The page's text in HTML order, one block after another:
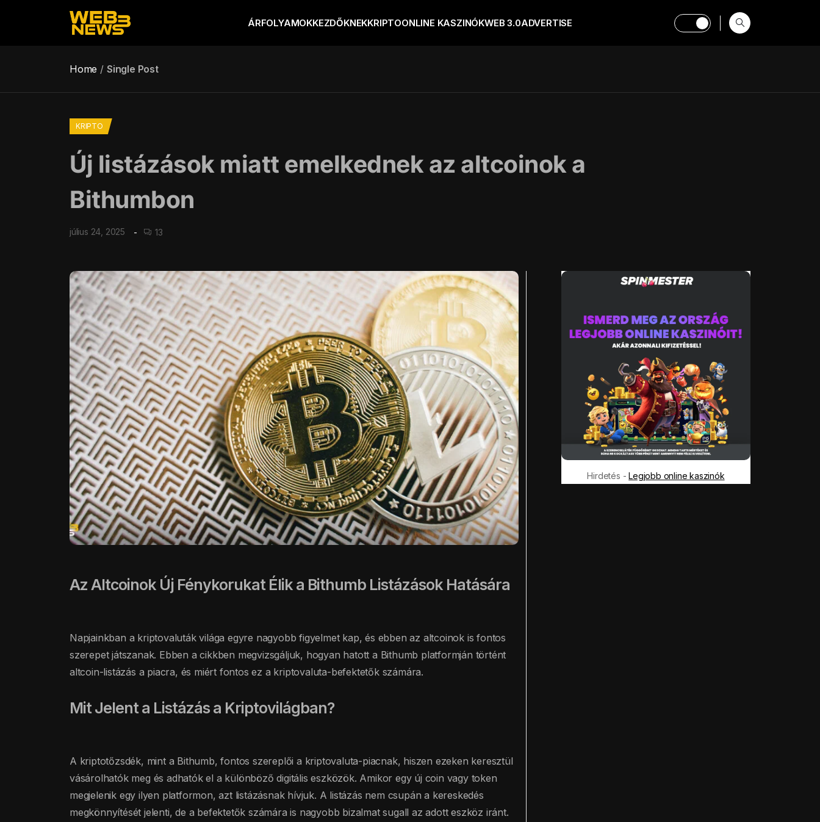
ÁRFOLYAMOKKEZDŐKNEKKRIPTOONLINE KASZINÓKWEB 3.0ADVERTISE
Home Single Post
KRIPTO
Új listázások miatt emelkednek az altcoinok a
Bithumbon
július 24, 2025 13
Az Altcoinok Új Fénykorukat Élik a Bithumb Listázások Hatására
Napjainkban a kriptovaluták világa egyre nagyobb figyelmet kap, és ebben az altcoinok is fontos
szerepet játszanak. Ebben a cikkben megvizsgáljuk, hogyan hatott a Bithumb platformján történt
altcoin-listázás a piacra, és miért fontos ez a kriptovaluta-befektetők számára.
Mit Jelent a Listázás a Kriptovilágban?
A kriptotőzsdék, mint a Bithumb, fontos szereplői a kriptovaluta-piacnak, hiszen ezeken keresztül
vásárolhatók meg és adhatók el a különböző digitális eszközök. Amikor egy új coin vagy token
megjelenik egy ilyen platformon, azt listázásnak hívjuk. A listázás nem csupán a kereskedés
megkönnyítését jelenti, de a befektetők számára is nagyobb bizalmat sugall az adott eszköz iránt.
Hirdetés -Legjobb online kaszinók